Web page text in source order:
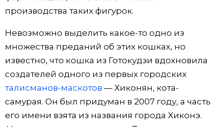
производства таких фигурок.
Невозможно выделить какое-то одно из
множества преданий об этих кошках, но
известно, что кошка из Готокудзи вдохновила
создателей одного из первых городских
талисманов-маскотов — Хиконян, кота-
самурая. Он был придуман в 2007 году, а часть
его имени взята из названия города Хиконэ.